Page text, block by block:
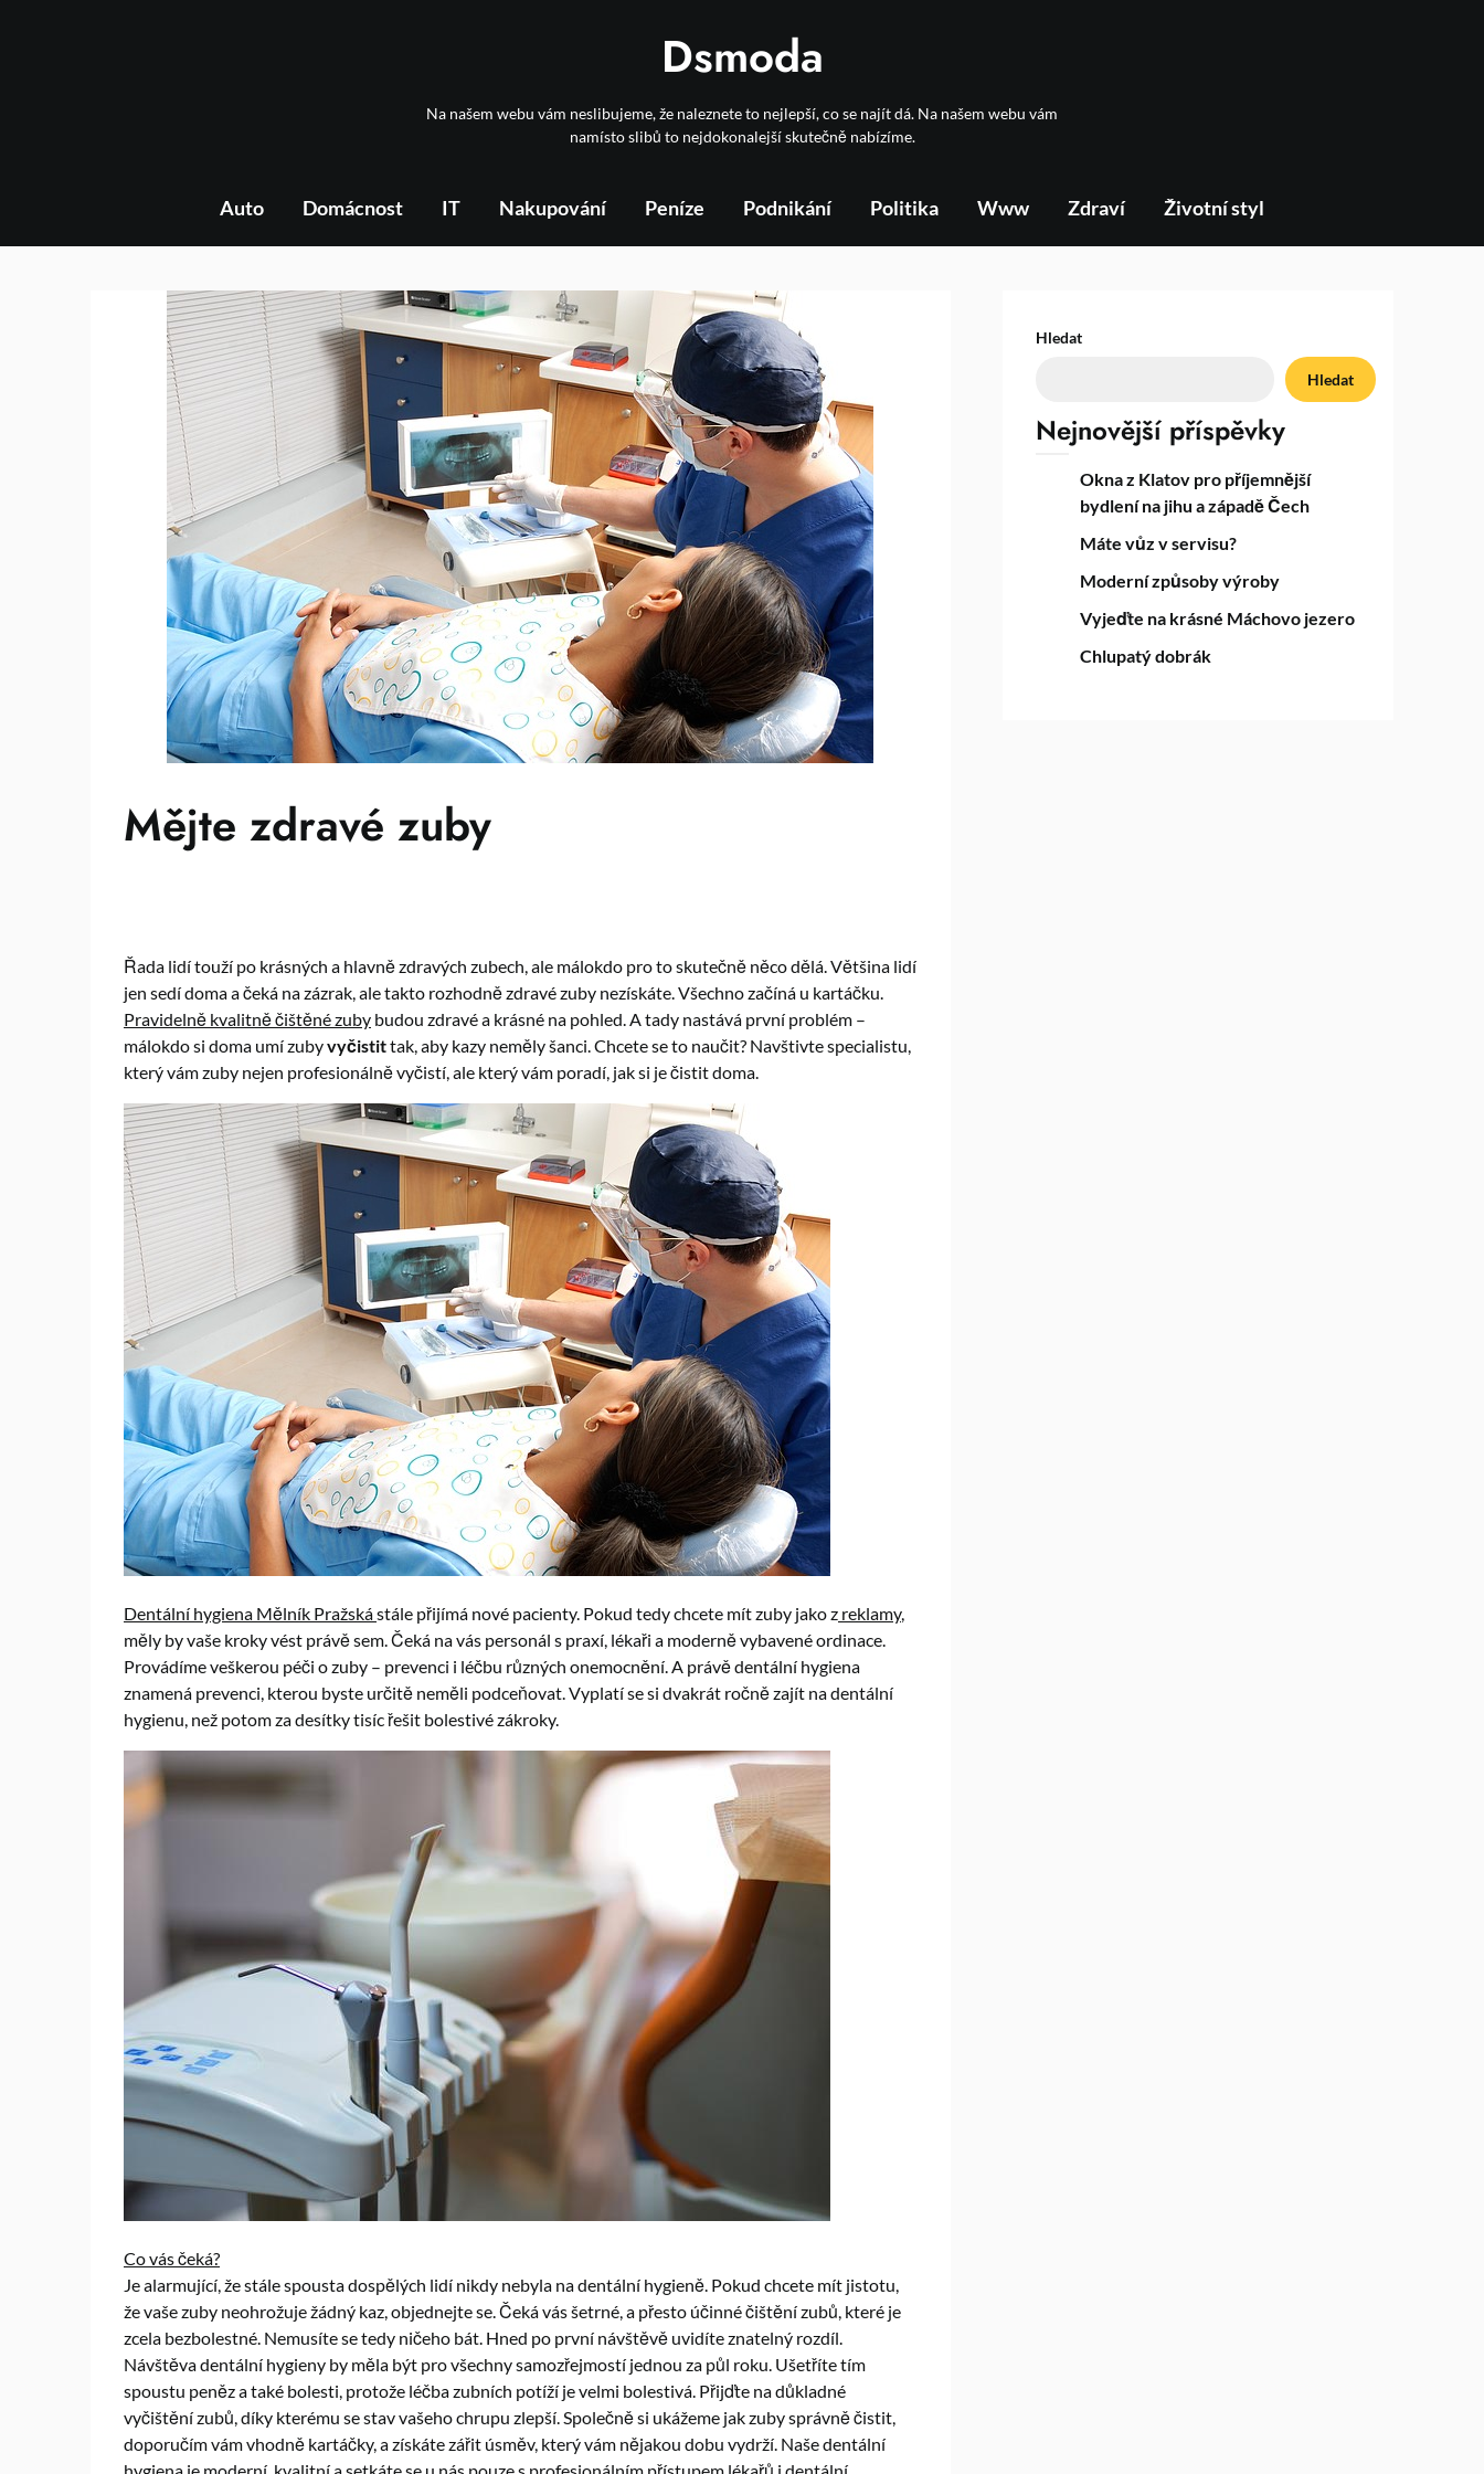
Dsmoda
Na našem webu vám neslibujeme, že naleznete to nejlepší, co se najít dá. Na našem webu vám
namísto slibů to nejdokonalejší skutečně nabízíme.
Auto Domácnost IT Nakupování Peníze Podnikání Politika Www Zdraví Životní styl
Mějte zdravé zuby
Řada lidí touží po krásných a hlavně zdravých zubech, ale málokdo pro to skutečně něco dělá. Většina lidí
jen sedí doma a čeká na zázrak, ale takto rozhodně zdravé zuby nezískáte. Všechno začíná u kartáčku.
Pravidelně kvalitně čištěné zuby budou zdravé a krásné na pohled. A tady nastává první problém –
málokdo si doma umí zubyvyčistittak, aby kazy neměly šanci. Chcete se to naučit? Navštivte specialistu,
který vám zuby nejen profesionálně vyčistí, ale který vám poradí, jak si je čistit doma.
Dentální hygiena Mělník Pražskástále přijímá nové pacienty. Pokud tedy chcete mít zuby jako z reklamy,
měly by vaše kroky vést právě sem. Čeká na vás personál s praxí, lékaři a moderně vybavené ordinace.
Provádíme veškerou péči o zuby – prevenci i léčbu různých onemocnění. A právě dentální hygiena
znamená prevenci, kterou byste určitě neměli podceňovat. Vyplatí se si dvakrát ročně zajít na dentální
hygienu, než potom za desítky tisíc řešit bolestivé zákroky.
Co vás čeká?
Je alarmující, že stále spousta dospělých lidí nikdy nebyla na dentální hygieně. Pokud chcete mít jistotu,
že vaše zuby neohrožuje žádný kaz, objednejte se. Čeká vás šetrné, a přesto účinné čištění zubů, které je
zcela bezbolestné. Nemusíte se tedy ničeho bát. Hned po první návštěvě uvidíte znatelný rozdíl.
Návštěva dentální hygieny by měla být pro všechny samozřejmostí jednou za půl roku. Ušetříte tím
spoustu peněz a také bolesti, protože léčba zubních potíží je velmi bolestivá. Přijďte na důkladné
vyčištění zubů, díky kterému se stav vašeho chrupu zlepší. Společně si ukážeme jak zuby správně čistit,
doporučím vám vhodně kartáčky, a získáte zářit úsměv, který vám nějakou dobu vydrží. Naše dentální
Hledat
Hledat
Nejnovější příspěvky
Okna z Klatov pro příjemnější
bydlení na jihu a západě Čech
Máte vůz v servisu?
Moderní způsoby výroby
Vyjeďte na krásné Máchovo jezero
Chlupatý dobrák